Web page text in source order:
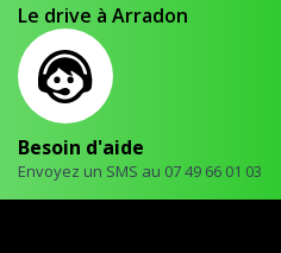
Le drive à Arradon
Besoin d'aide
Envoyez un SMS au 07 49 66 01 03